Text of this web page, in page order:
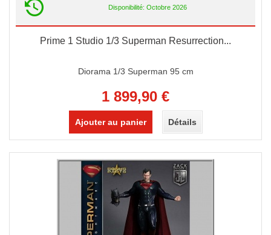
Disponibilité: Octobre 2026
Prime 1 Studio 1/3 Superman Resurrection...
Diorama 1/3 Superman 95 cm
1 899,90 €
Ajouter au panier Détails